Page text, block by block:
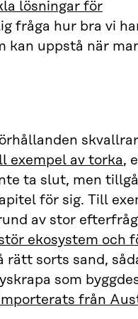
lösningar för
fråga hur bra vi
kan uppstå när
exempel av torka,
ta slut, men
för sig. Till
av stor
ekosystem och
rätt sorts sand,
som
från